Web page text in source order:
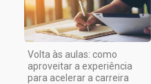
Volta às aulas: como
aproveitar a experiência
para acelerar a carreira